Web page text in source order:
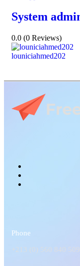
System
0.0 (0 Reviews)
louniciahmed202
Phone
+213 (0) 560 840 509